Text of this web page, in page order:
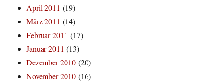
April 2011 (19)
März 2011 (14)
Februar 2011 (17)
Januar 2011 (13)
Dezember 2010 (20)
November 2010 (16)